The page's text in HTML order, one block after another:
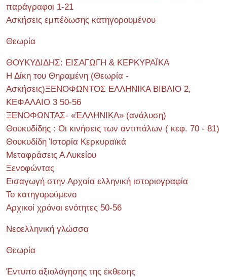
παράγραφοι 1-21
Ασκήσεις εμπέδωσης κατηγορουμένου
Θεωρία
ΘΟΥΚΥΔΙΔΗΣ: ΕΙΣΑΓΩΓΗ & ΚΕΡΚΥΡΑΪΚΑ
Η Δίκη του Θηραμένη (Θεωρία -
Ασκήσεις)ΞΕΝΟΦΩΝΤΟΣ ΕΛΛΗΝΙΚΑ ΒΙΒΛΙΟ 2,
ΚΕΦΑΛΑΙΟ 3 50-56
ΞΕΝΟΦΩΝΤΑΣ- «ἙΛΛΗΝΙΚΑ» (ανάλυση)
Θουκυδίδης : Οι κινήσεις των αντιπάλων ( κεφ. 70 - 81)
Θουκυδίδη Ἱστορία Κερκυραϊκά
Μεταφράσεις Α Λυκείου
Ξενοφώντας
Εισαγωγή στην Αρχαία ελληνική ιστοριογραφία
Το κατηγορούμενο
Αρχικοί χρόνοι ενότητες 50-56
Νεοελληνική γλώσσα
Θεωρία
Έντυπο αξιολόγησης της έκθεσης